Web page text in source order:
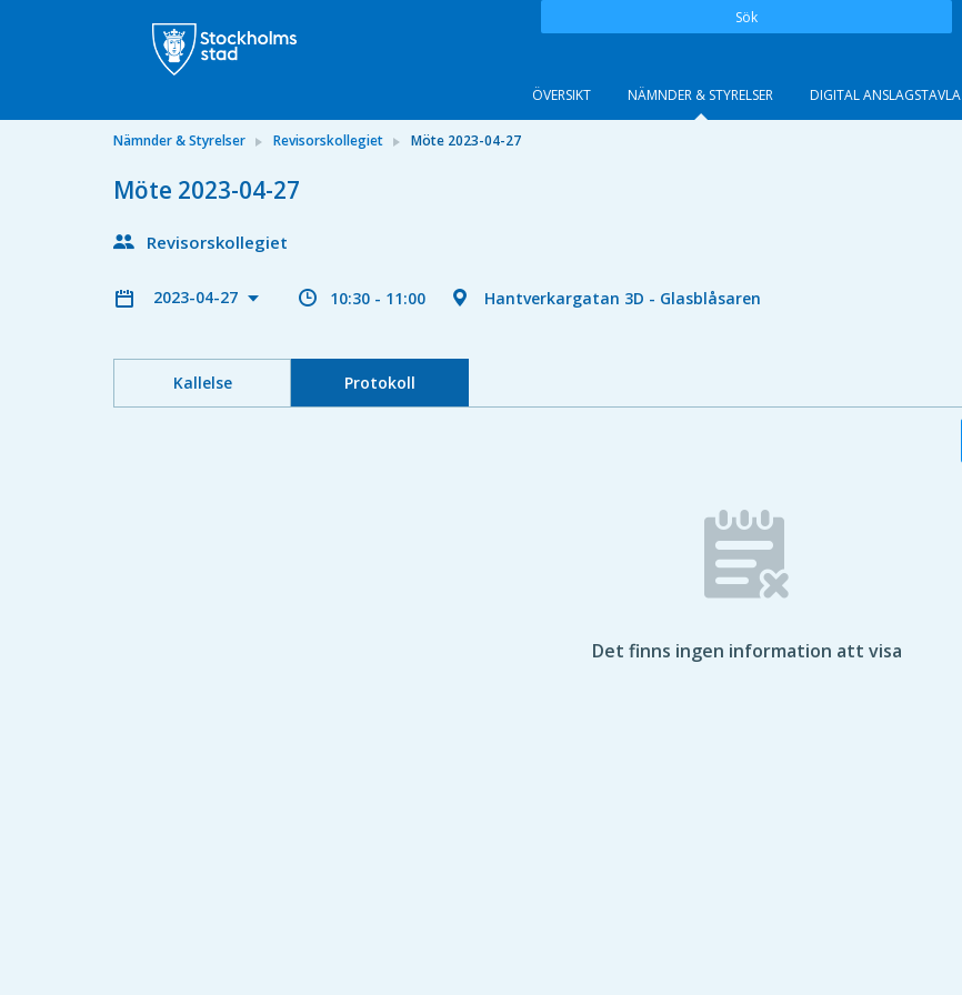
Sök
ÖVERSIKT NÄMNDER & STYRELSER DIGITAL ANSLAGSTAVLA
Nämnder & Styrelser Revisorskollegiet Möte 2023-04-27
Möte 2023-04-27
Revisorskollegiet
2023-04-27 10:30 - 11:00 Hantverkargatan 3D - Glasblåsaren
Kallelse Protokoll
Det finns ingen information att visa